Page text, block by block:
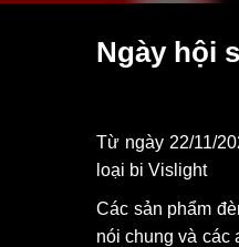
Ngày hội
Từ ngày 22/11/
loại bi Vislight
Các sản phẩm
nói chung và các